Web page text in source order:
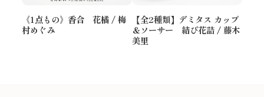
《1点もの》香合 花橘 / 梅
村めぐみ
【全2種類】デミタス カップ
＆ソーサー 結び花詰 / 藤木
美里